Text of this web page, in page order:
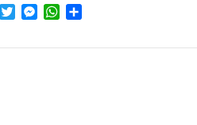
FacebookTwitterMessengerWhatsApp